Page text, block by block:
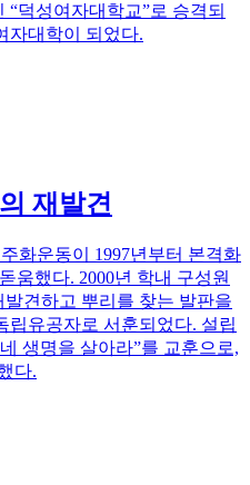
“덕성여자대학교”로 승격되
자대학이 되었다.
재발견
화운동이 1997년부터 본격화
움했다. 2000년 학내 구성원
견하고 뿌리를 찾는 발판을
립유공자로 서훈되었다. 설립
생명을 살아라”를 교훈으로,
다.